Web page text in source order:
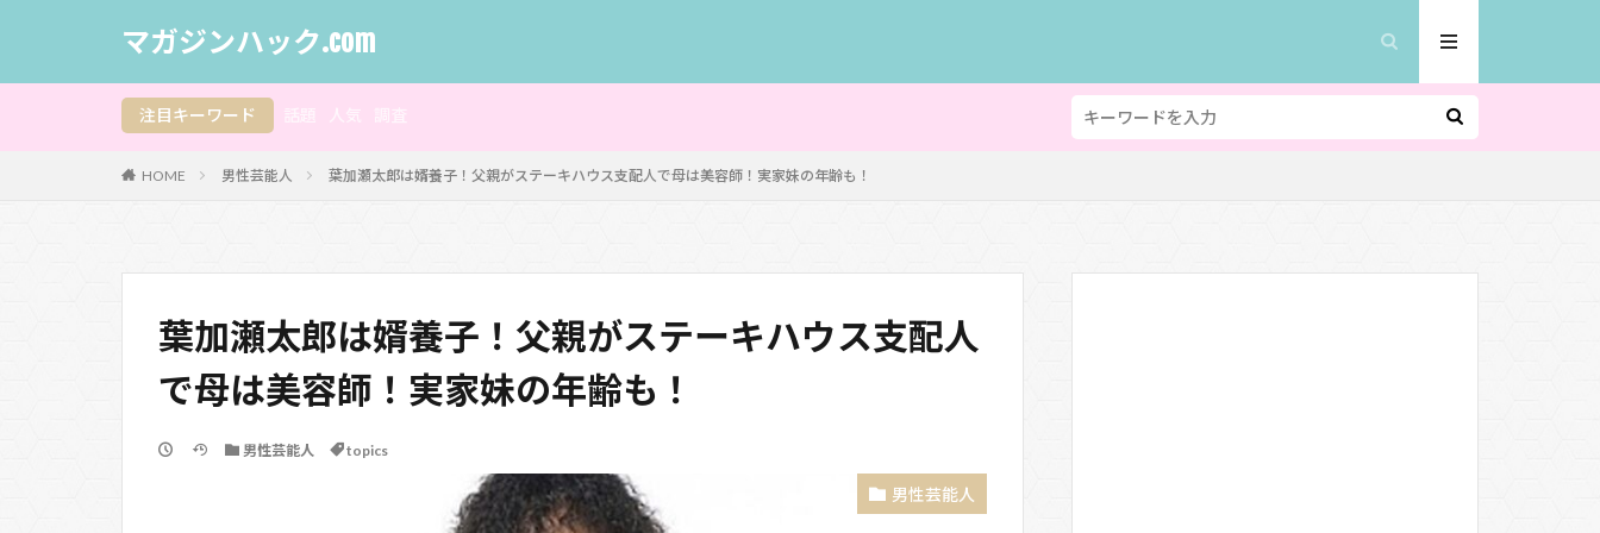
マガジンハック.com
注目キーワード
HOME 男性芸能人 葉加瀬太郎は婿養子！父親がステーキハウス支配人で母は美容師！実家妹の年齢も！
葉加瀬太郎は婿養子！父親がステーキハウス支配人
で母は美容師！実家妹の年齢も！
男性芸能人 topics
男性芸能人